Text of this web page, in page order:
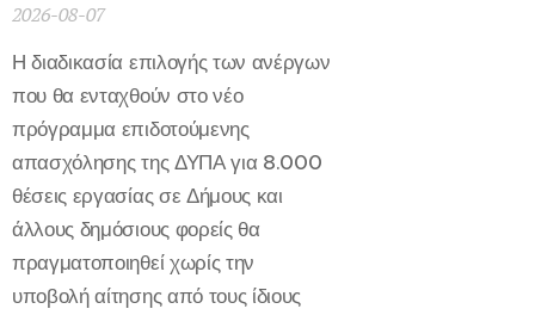
2026-08-07
Η διαδικασία επιλογής των ανέργων
που θα ενταχθούν στο νέο
πρόγραμμα επιδοτούμενης
απασχόλησης της ΔΥΠΑ για 8.000
θέσεις εργασίας σε Δήμους και
άλλους δημόσιους φορείς θα
πραγματοποιηθεί χωρίς την
υποβολή αίτησης από τους ίδιους